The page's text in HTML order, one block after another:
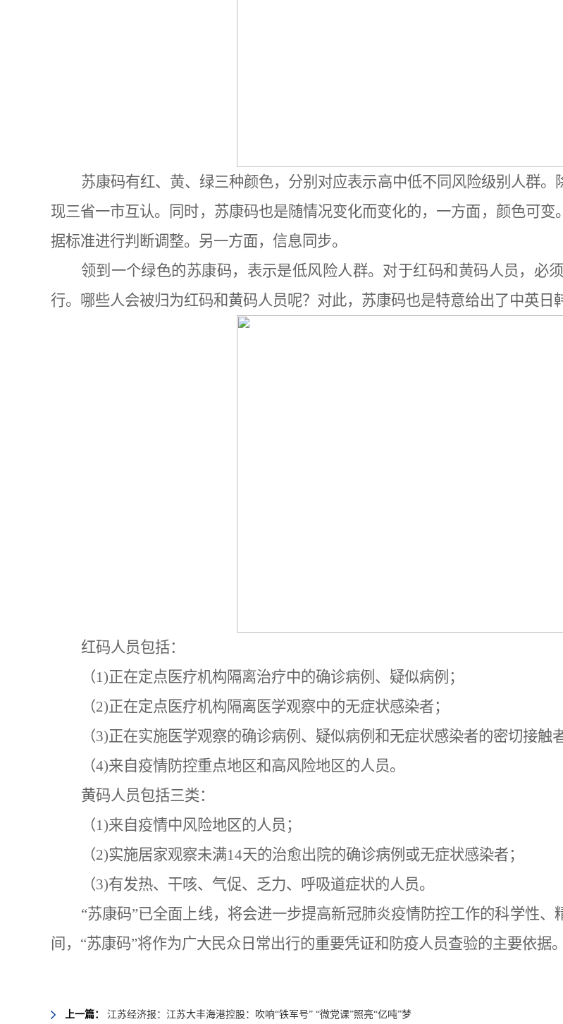
苏康码有红、黄、绿三种颜色，分别对应表示高中低不同风险级别人群
现三省一市互认。同时，苏康码也是随情况变化而变化的，一方面，颜色可
据标准进行判断调整。另一方面，信息同步。
领到一个绿色的苏康码，表示是低风险人群。对于红码和黄码人员，必
行。哪些人会被归为红码和黄码人员呢？对此，苏康码也是特意给出了中英日
红码人员包括：
（1)正在定点医疗机构隔离治疗中的确诊病例、疑似病例；
（2)正在定点医疗机构隔离医学观察中的无症状感染者；
（3)正在实施医学观察的确诊病例、疑似病例和无症状感染者的密切接触者
（4)来自疫情防控重点地区和高风险地区的人员。
黄码人员包括三类：
（1)来自疫情中风险地区的人员；
（2)实施居家观察未满14天的治愈出院的确诊病例或无症状感染者；
（3)有发热、干咳、气促、乏力、呼吸道症状的人员。
“苏康码”已全面上线，将会进一步提高新冠肺炎疫情防控工作的科学性
间，“苏康码”将作为广大民众日常出行的重要凭证和防疫人员查验的主要依据
上一篇： 江苏经济报：江苏大丰海港控股：吹响“铁军号” “微党课”照亮“亿吨”梦